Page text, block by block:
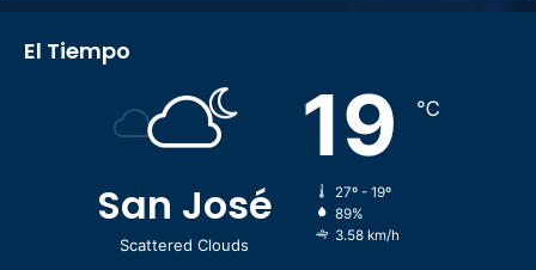
El Tiempo
San José
Scattered Clouds
19 ℃
27º - 19º
89%
3.58 km/h